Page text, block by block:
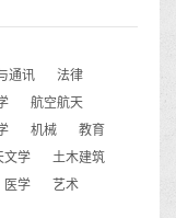
通讯
法律
航空航天
机械
教育
文学
土木建筑
医学
艺术